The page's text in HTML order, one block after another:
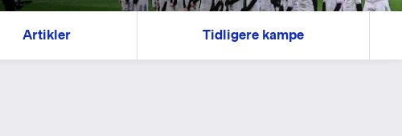
Artikler Tidligere kampe